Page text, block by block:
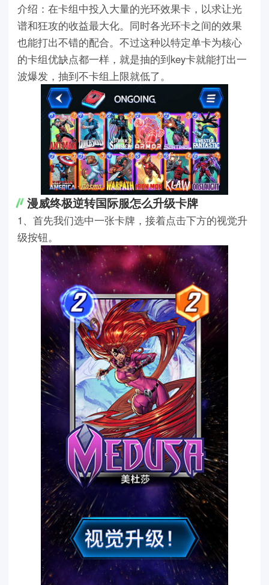
介绍：在卡组中投入大量的光环效果卡，以求让光
谱和狂攻的收益最大化。同时各光环卡之间的效果
也能打出不错的配合。不过这种以特定单卡为核心
的卡组优缺点都一样，就是抽的到key卡就能打出一
波爆发，抽到不卡组上限就低了。
漫威终极逆转国际服怎么升级卡牌
1、首先我们选中一张卡牌，接着点击下方的视觉升
级按钮。